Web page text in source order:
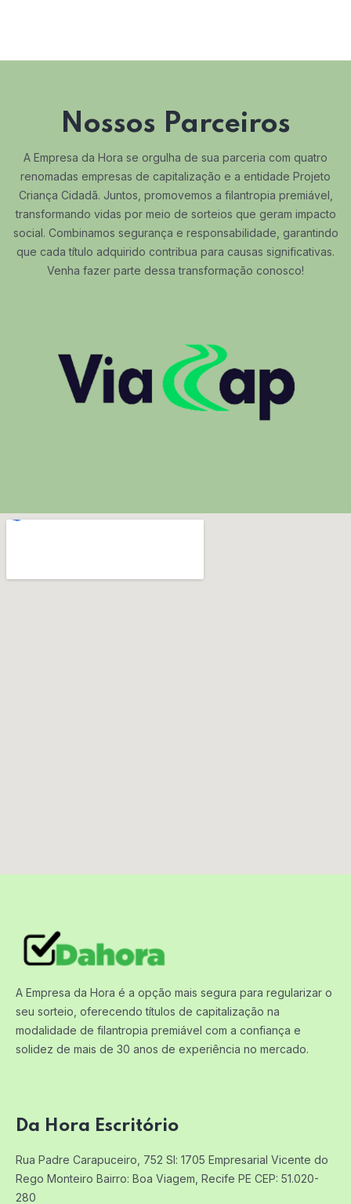
Nossos Parceiros
A Empresa da Hora se orgulha de sua parceria com quatro
renomadas empresas de capitalização e a entidade Projeto
Criança Cidadã. Juntos, promovemos a filantropia premiável,
transformando vidas por meio de sorteios que geram impacto
social. Combinamos segurança e responsabilidade, garantindo
que cada título adquirido contribua para causas significativas.
Venha fazer parte dessa transformação conosco!
A Empresa da Hora é a opção mais segura para regularizar o
seu sorteio, oferecendo títulos de capitalização na
modalidade de filantropia premiável com a confiança e
solidez de mais de 30 anos de experiência no mercado.
Da Hora Escritório
Rua Padre Carapuceiro, 752 Sl: 1705 Empresarial Vicente do
Rego Monteiro Bairro: Boa Viagem, Recife PE CEP: 51.020-
280